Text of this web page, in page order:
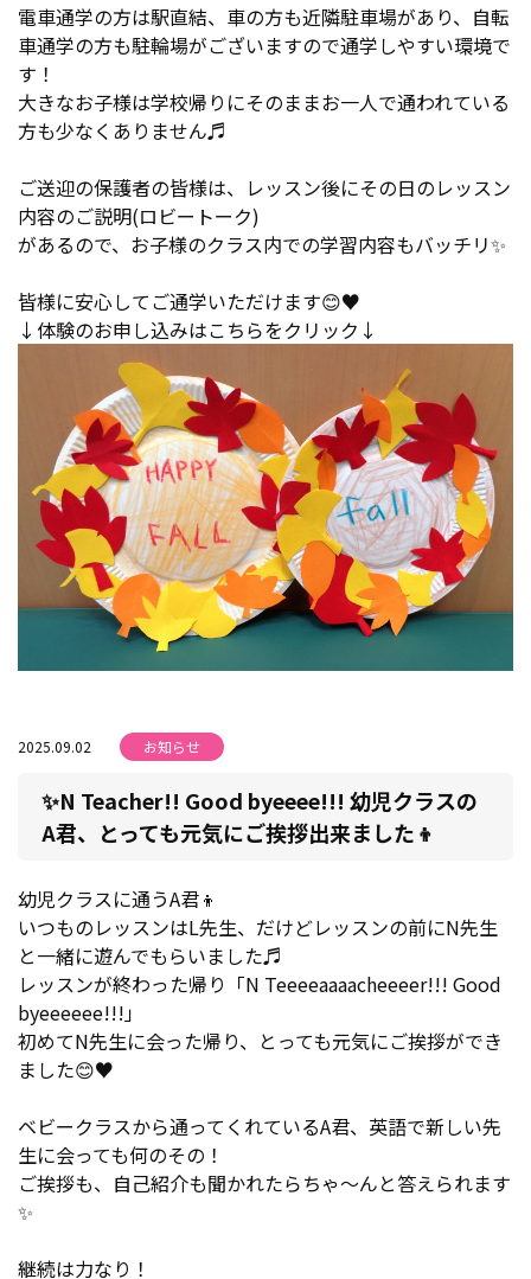
電車通学の方は駅直結、車の方も近隣駐車場があり、自転
車通学の方も駐輪場がございますので通学しやすい環境で
す！
大きなお子様は学校帰りにそのままお一人で通われている
方も少なくありません♬
ご送迎の保護者の皆様は、レッスン後にその日のレッスン
内容のご説明(ロビートーク)
があるので、お子様のクラス内での学習内容もバッチリ✨
皆様に安心してご通学いただけます😊♥
↓体験のお申し込みはこちらをクリック↓
2025.09.02 お知らせ
✨N Teacher!! Good byeeee!!! 幼児クラスの
A君、とっても元気にご挨拶出来ました👦
幼児クラスに通うA君👦
いつものレッスンはL先生、だけどレッスンの前にN先生
と一緒に遊んでもらいました♬
レッスンが終わった帰り「N Teeeeaaaacheeeer!!! Good
byeeeeee!!!」
初めてN先生に会った帰り、とっても元気にご挨拶ができ
ました😊♥
ベビークラスから通ってくれているA君、英語で新しい先
生に会っても何のその！
ご挨拶も、自己紹介も聞かれたらちゃ～んと答えられます
✨
継続は力なり！